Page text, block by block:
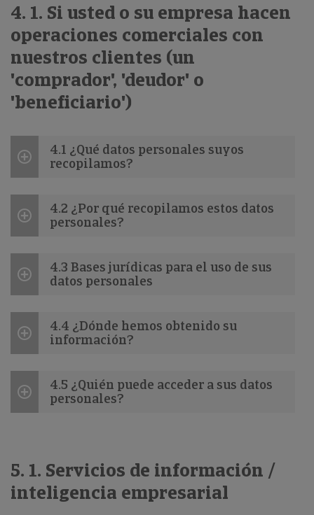
4. 1. Si usted o su empresa hacen
operaciones comerciales con
nuestros clientes (un
'comprador', 'deudor' o
'beneficiario')
4.1 ¿Qué datos personales suyos
recopilamos?
4.2 ¿Por qué recopilamos estos datos
personales?
4.3 Bases jurídicas para el uso de sus
datos personales
4.4 ¿Dónde hemos obtenido su
información?
4.5 ¿Quién puede acceder a sus datos
personales?
5. 1. Servicios de información /
inteligencia empresarial